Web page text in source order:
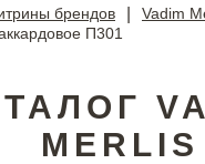
брендов Vadim
П301
MERLIS